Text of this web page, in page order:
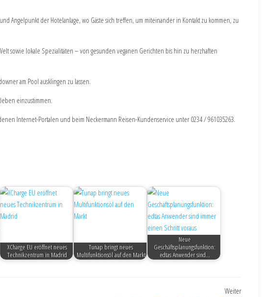
Angelpunkt der Hotelanlage, wo Gäste sich treffen, um miteinander in Kontakt zu kommen, zu
sowie lokale Spezialitäten – von gesunden veganen Gerichten bis hin zu herzhaften
am Pool ausklingen zu lassen.
einzustimmen.
Internet-Portalen und beim Neckermann Reisen-Kundenservice unter 0234 / 961035263.
XCharge EU eröffnet neues
Technikzentrum in Madrid
Tunap bringt neues
Multifunktionsöl auf den Markt
Neue
Geschäftsplanungsfunktion:
edtas Anwender sind…
Weiter